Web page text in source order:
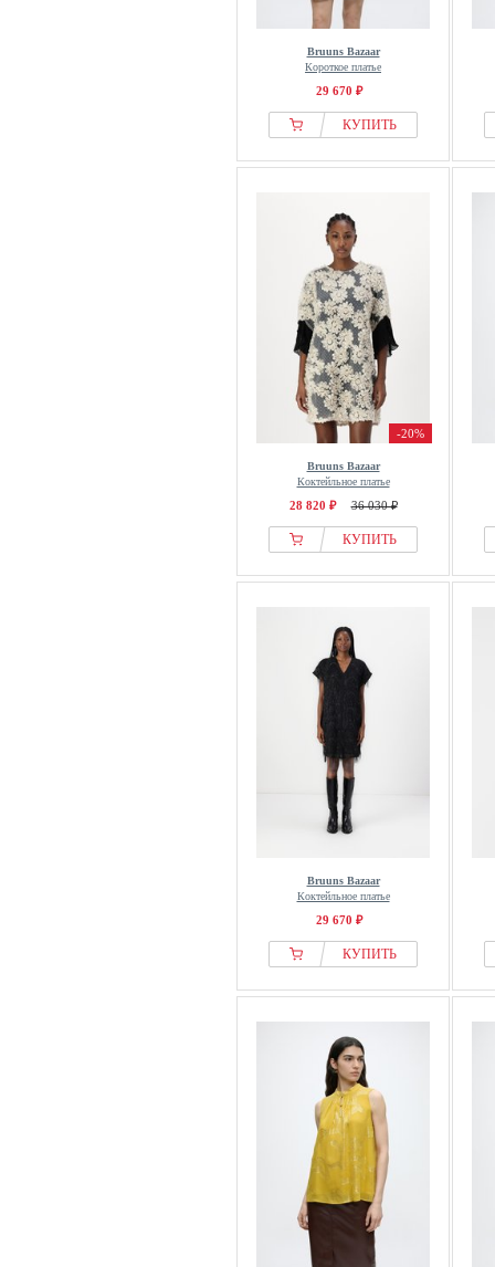
Bruuns Bazaar
Короткое платье
29 670 ₽
КУПИТЬ
-20%
Bruuns Bazaar
Коктейльное платье
28 820 ₽ 36 030 ₽
КУПИТЬ
Bruuns Bazaar
Коктейльное платье
29 670 ₽
КУПИТЬ